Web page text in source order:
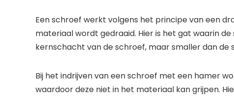
Een schroef werkt volgens het principe van een
materiaal wordt gedraaid. Hier is het gat waarin
kernschacht van de schroef, maar smaller dan de
Bij het indrijven van een schroef met een hamer
waardoor deze niet in het materiaal kan grijpen.